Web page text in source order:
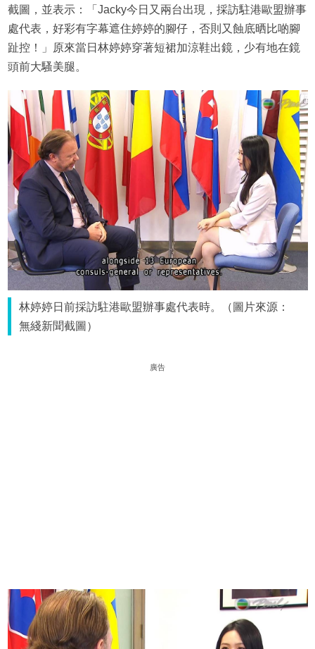
截圖，並表示：「Jacky今日又兩台出現，採訪駐港歐盟辦事
處代表，好彩有字幕遮住婷婷的腳仔，否則又蝕底晒比啲腳
趾控！」原來當日林婷婷穿著短裙加涼鞋出鏡，少有地在鏡
頭前大騷美腿。
林婷婷日前採訪駐港歐盟辦事處代表時。（圖片來源：
無綫新聞截圖）
廣告